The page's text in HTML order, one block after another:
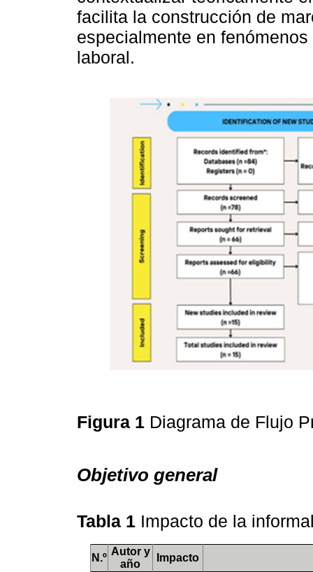
facilita la construcción de
especialmente en
laboral.
Figura 1 Diagrama de Flujo
Objetivo general
Tabla 1 Impacto de la
N.º
Autor y
año
Impacto